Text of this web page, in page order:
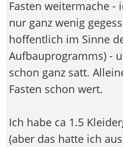
Fasten weitermache -
nur ganz wenig
hoffentlich im Sinne
Aufbauprogramms) -
schon ganz satt.
Fasten schon wert.
Ich habe ca 1.5
(aber das hatte ich